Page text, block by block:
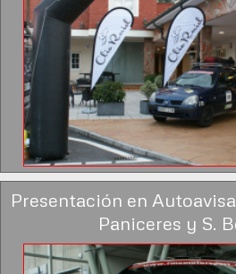
Presentación en
Paniceres y S.